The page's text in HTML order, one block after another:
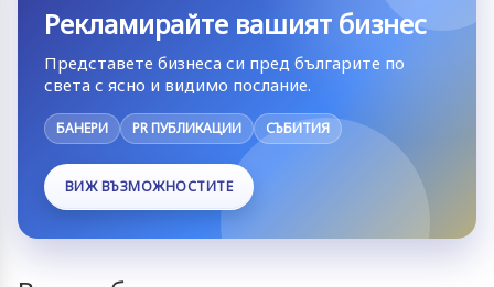
Рекламирайте вашият бизнес
Представете бизнеса си пред българите по
света с ясно и видимо послание.
БАНЕРИ PR ПУБЛИКАЦИИ СЪБИТИЯ
ВИЖ ВЪЗМОЖНОСТИТЕ